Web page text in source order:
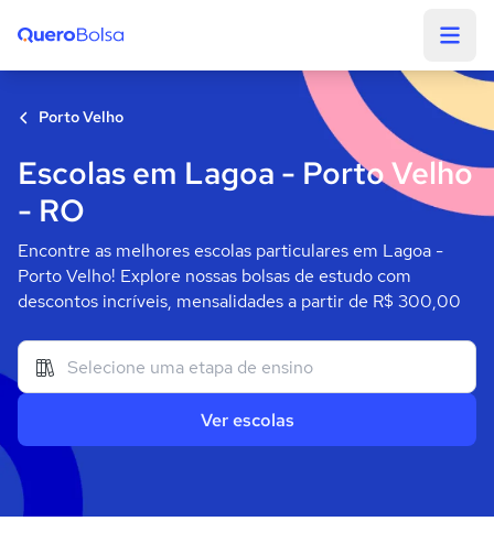
Porto Velho
Escolas em Lagoa - Porto Velho
- RO
Encontre as melhores escolas particulares em Lagoa -
Porto Velho! Explore nossas bolsas de estudo com
descontos incríveis, mensalidades a partir de R$ 300,00
Ver escolas